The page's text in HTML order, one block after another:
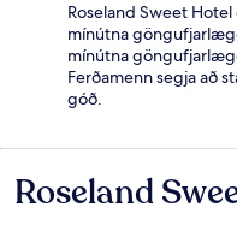
Roseland Sweet
mínútna
mínútna
Ferðamenn segja að
góð.
Umsagnir
Roseland